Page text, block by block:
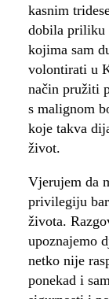
kasnim
dobila priliku
kojima sam
volontirati u
način pružiti
s malignom
koje takva
život.
Vjerujem da
privilegiju
života.
upoznajemo
netko nije
ponekad i